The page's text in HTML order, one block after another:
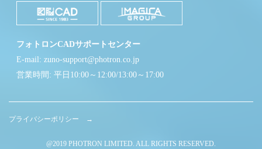
フォトロンCADサポートセンター
E-mail: zuno-support@photron.co.jp
営業時間: 平日10:00～12:00/13:00～17:00
プライバシーポリシー →
@2019 PHOTRON LIMITED. ALL RIGHTS RESERVED.